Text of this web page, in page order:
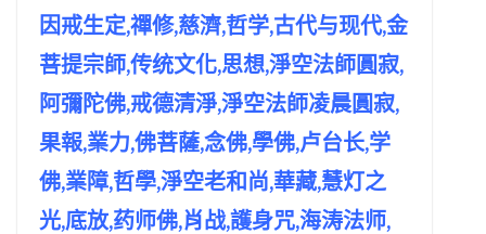
因戒生定,禪修,慈濟,哲学,古代与现代,金
菩提宗師,传统文化,思想,淨空法師圓寂,
阿彌陀佛,戒德清淨,淨空法師凌晨圓寂,
果報,業力,佛菩薩,念佛,學佛,卢台长,学
佛,業障,哲學,淨空老和尚,華藏,慧灯之
光,底放,药师佛,肖战,護身咒,海涛法师,